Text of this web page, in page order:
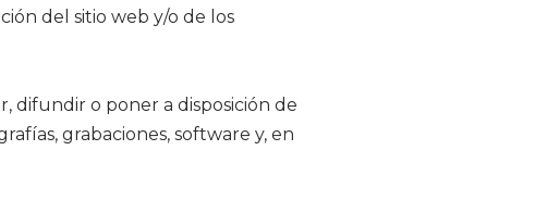
del sitio web y/o de los
difundir o poner a disposición de
grabaciones, software y, en